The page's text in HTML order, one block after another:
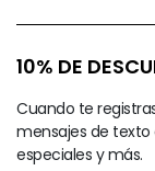
10% DE
Cuando te
mensajes de
especiales y más.